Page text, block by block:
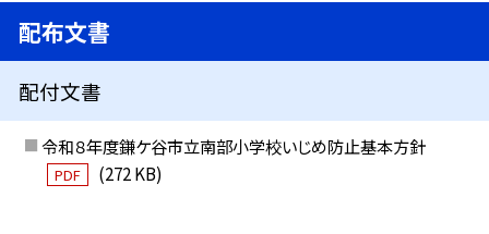
配布文書
配付文書
令和８年度鎌ケ谷市立南部小学校いじめ防止基本方針
PDF (272 KB)